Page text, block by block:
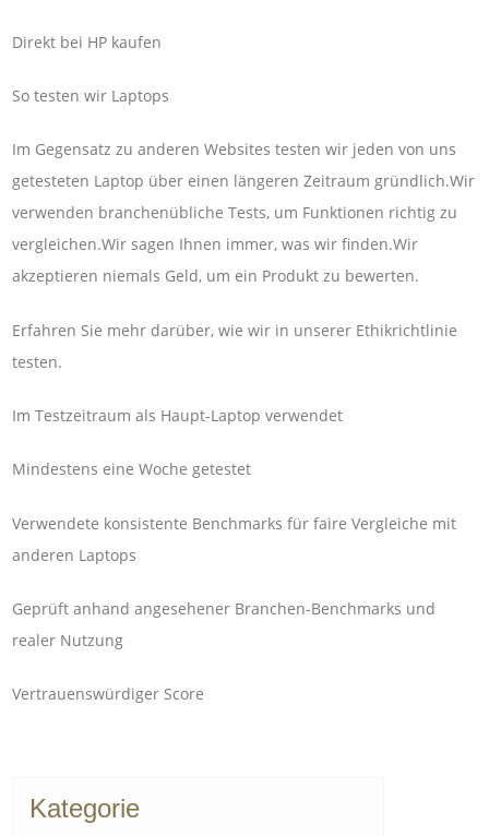
Direkt bei HP kaufen
So testen wir Laptops
Im Gegensatz zu anderen Websites testen wir jeden von uns
getesteten Laptop über einen längeren Zeitraum gründlich.Wir
verwenden branchenübliche Tests, um Funktionen richtig zu
vergleichen.Wir sagen Ihnen immer, was wir finden.Wir
akzeptieren niemals Geld, um ein Produkt zu bewerten.
Erfahren Sie mehr darüber, wie wir in unserer Ethikrichtlinie
testen.
Im Testzeitraum als Haupt-Laptop verwendet
Mindestens eine Woche getestet
Verwendete konsistente Benchmarks für faire Vergleiche mit
anderen Laptops
Geprüft anhand angesehener Branchen-Benchmarks und
realer Nutzung
Vertrauenswürdiger Score
Kategorie